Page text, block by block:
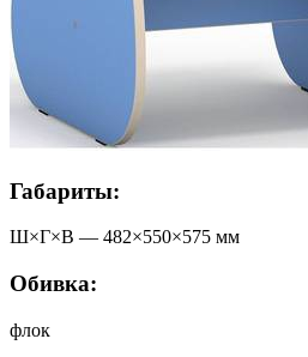
Габариты:
Ш×Г×В — 482×550×575 мм
Обивка:
флок